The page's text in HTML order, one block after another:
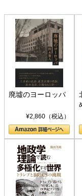
廃墟のヨーロッパ
¥2,860（税込）